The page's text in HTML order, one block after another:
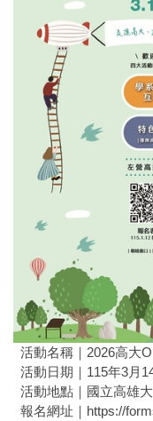
活動名稱｜2026高大
活動日期｜115年3月
活動地點｜國立高雄
報名網址｜https://